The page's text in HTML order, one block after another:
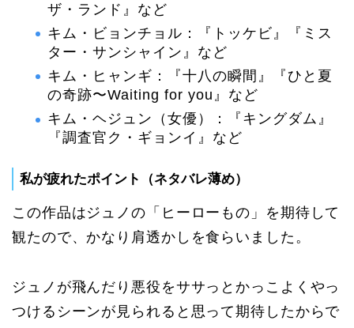
ザ・ランド』など
キム・ビョンチョル：『トッケビ』『ミス
ター・サンシャイン』など
キム・ヒャンギ：『十八の瞬間』『ひと夏
の奇跡〜Waiting for you』など
キム・ヘジュン（女優）：『キングダム』
『調査官ク・ギョンイ』など
私が疲れたポイント（ネタバレ薄め）
この作品はジュノの「ヒーローもの」を期待して
観たので、かなり肩透かしを食らいました。
ジュノが飛んだり悪役をササっとかっこよくやっ
つけるシーンが見られると思って期待したからで